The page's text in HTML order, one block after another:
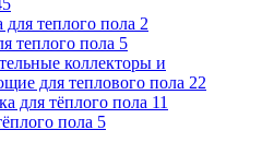
теплого пола 2
теплого пола 5
коллекторы и
для теплового пола 22
для тёплого пола 11
пола 5